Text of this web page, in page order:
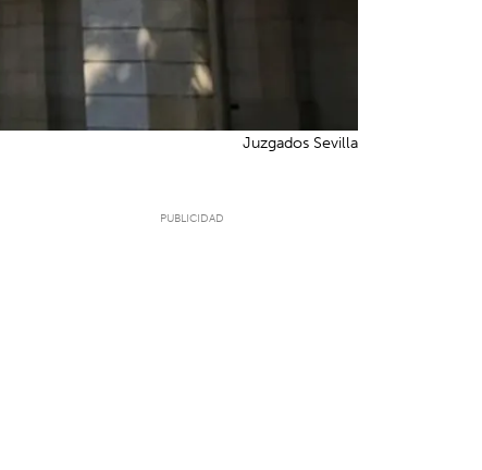
Juzgados Sevilla